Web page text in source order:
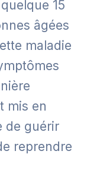
15
âgées
maladie
mis en
de guérir
reprendre